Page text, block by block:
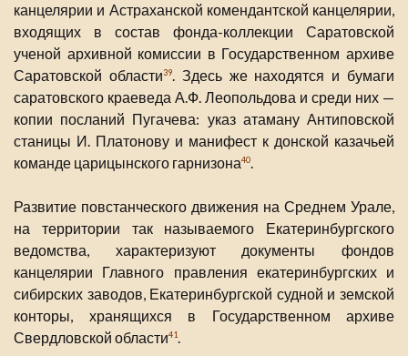
канцелярии и Астраханской комендантской канцелярии,
входящих в состав фонда-коллекции Саратовской
ученой архивной комиссии в Государственном архиве
Саратовской области39. Здесь же находятся и бумаги
саратовского краеведа А.Ф. Леопольдова и среди них —
копии посланий Пугачева: указ атаману Антиповской
станицы И. Платонову и манифест к донской казачьей
команде царицынского гарнизона40.
Развитие повстанческого движения на Среднем Урале,
на территории так называемого Екатеринбургского
ведомства, характеризуют документы фондов
канцелярии Главного правления екатеринбургских и
сибирских заводов, Екатеринбургской судной и земской
конторы, хранящихся в Государственном архиве
Свердловской области41.